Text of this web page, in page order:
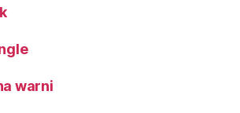
warni